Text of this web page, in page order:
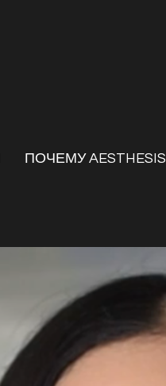
ПОЧЕМУ AESTHESIS